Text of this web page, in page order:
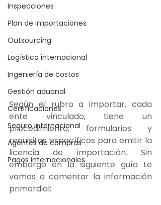
Inspecciones
Plan de importaciones
Outsourcing
Logística internacional
Ingeniería de costos
Gestión aduanal
Certificaciones
Seguro internacional
Agentes de compras
Pagos internacionales
Según el rubro a importar, cada
ente vinculado, tiene un
procedimiento, formularios y
requisitos específicos para emitir la
licencia de importación. Sin
embargo en la siguiente guía te
vamos a comentar la información
primordial: